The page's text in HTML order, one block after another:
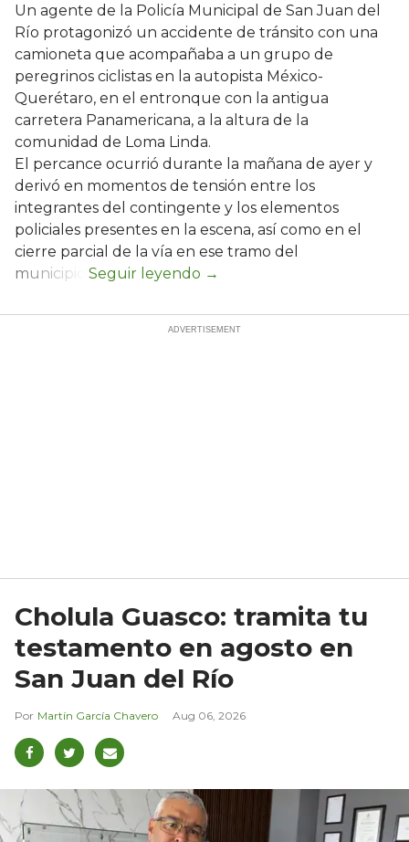
Un agente de la Policía Municipal de San Juan del
Río protagonizó un accidente de tránsito con una
camioneta que acompañaba a un grupo de
peregrinos ciclistas en la autopista México-
Querétaro, en el entronque con la antigua
carretera Panamericana, a la altura de la
comunidad de Loma Linda.
El percance ocurrió durante la mañana de ayer y
derivó en momentos de tensión entre los
integrantes del contingente y los elementos
policiales presentes en la escena, así como en el
cierre parcial de la vía en ese tramo del
municipio.
Cholula Guasco: tramita tu
testamento en agosto en
San Juan del Río
Martín García Chavero Aug 06, 2026